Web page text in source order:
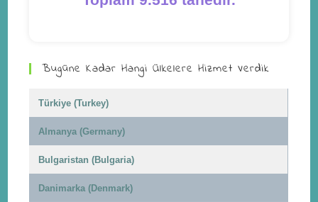
Bugüne Kadar Hangi Ülkelere Hizmet Verdik
Türkiye (Turkey)
Almanya (Germany)
Bulgaristan (Bulgaria)
Danimarka (Denmark)